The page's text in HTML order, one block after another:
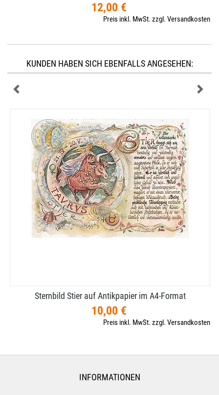
12,00 €
Preis inkl. MwSt. zzgl. Versandkosten
KUNDEN HABEN SICH EBENFALLS ANGESEHEN:
Sternbild Stier auf Antikpapier im A4-​Format
10,00 €
Preis inkl. MwSt. zzgl. Versandkosten
INFORMATIONEN